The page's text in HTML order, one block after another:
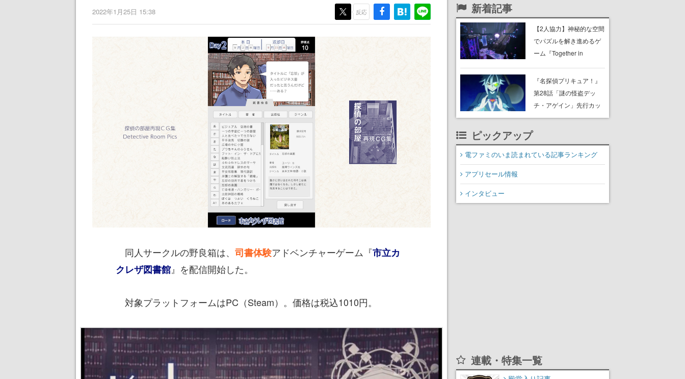
2022年1月25日 15:38 反応
同人サークルの野良箱は、 司書体験アドベンチャーゲーム『市立カ
クレザ図書館』を配信開始した。
対象プラットフォームはPC（Steam）。価格は税込1010円。
新着記事
【2人協力】神秘的な空間
でパズルを解き進めるゲ
ーム『Together in
8月8日Steamでリリー
ス。時に忘れ去られた世
界の古代洞窟を舞台に、4
『名探偵プリキュア！』
第28話「謎の怪盗デッ
チ・アゲイン」先行カッ
ト解禁。泣きぼくろにモ
ピックアップ
電ファミのいま読まれている記事ランキング
アプリセール情報
インタビュー
連載・特集一覧